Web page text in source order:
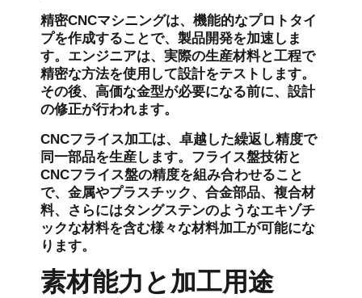
精密CNCマシニングは、機能的なプロトタイ
プを作成することで、製品開発を加速しま
す。エンジニアは、実際の生産材料と工程で
精密な方法を使用して設計をテストします。
その後、高価な金型が必要になる前に、設計
の修正が行われます。
CNCフライス加工は、卓越した繰返し精度で
同一部品を生産します。フライス盤技術と
CNCフライス盤の精度を組み合わせること
で、金属やプラスチック、合金部品、複合材
料、さらにはタングステンのようなエキゾチ
ックな材料を含む様々な材料加工が可能にな
ります。
素材能力と加工用途